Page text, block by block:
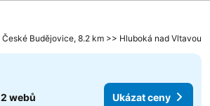
České Budějovice, 8.2 km >> Hluboká nad Vltavou
2 webů Ukázat ceny